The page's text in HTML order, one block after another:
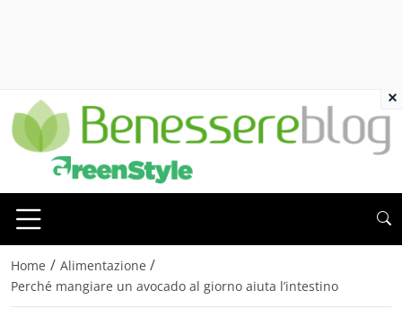
Home / Alimentazione /
Perché mangiare un avocado al giorno aiuta l’intestino
×